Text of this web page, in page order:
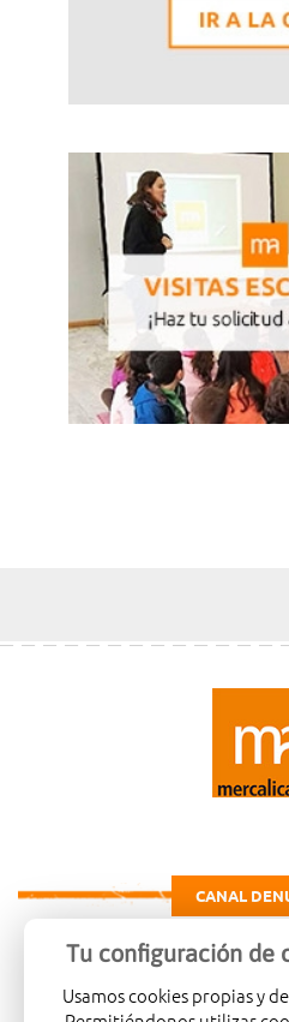
CANAL
Carretera de Madrid Km.
Tu configuración de
Usamos cookies propias y